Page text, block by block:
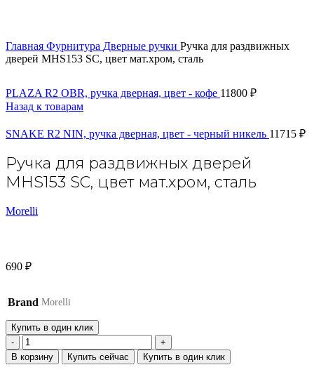
Главная Фурнитура Дверные ручки Ручка для раздвижных
дверей MHS153 SC, цвет мат.хром, сталь
PLAZA R2 OBR, ручка дверная, цвет - кофе 11800 ₽
Назад к товарам
SNAKE R2 NIN, ручка дверная, цвет - черный никель 11715 ₽
Ручка для раздвижных дверей
MHS153 SC, цвет мат.хром, сталь
Morelli
690 ₽
Brand Morelli
Купить в один клик
Количество
товара
Ручка
В корзину Купить сейчас Купить в один клик